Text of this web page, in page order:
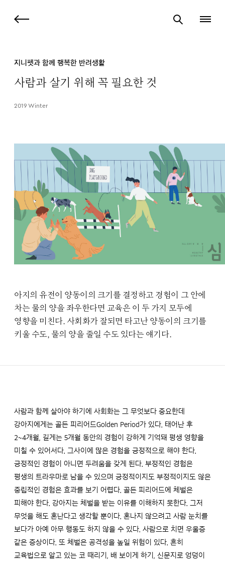
지니펫과 함께 행복한 반려생활
사람과 살기 위해 꼭 필요한 것
2019 Winter
아지의 유전이 양동이의 크기를 결정하고 경험이 그 안에
차는 물의 양을 좌우한다면 교육은 이 두 가지 모두에
영향을 미친다. 사회화가 잘되면 타고난 양동이의 크기를
키울 수도, 물의 양을 줄일 수도 있다는 얘기다.
사람과 함께 살아야 하기에 사회화는 그 무엇보다 중요한데
강아지에게는 골든 피리어드Golden Period가 있다. 태어난 후
2~4개월, 길게는 5개월 동안의 경험이 강하게 기억돼 평생 영향을
미칠 수 있어서다. 그사이에 많은 경험을 긍정적으로 해야 한다.
긍정적인 경험이 아니면 두려움을 갖게 된다. 부정적인 경험은
평생의 트라우마로 남을 수 있으며 긍정적이지도 부정적이지도 않은
중립적인 경험은 효과를 보기 어렵다. 골든 피리어드에 체벌은
피해야 한다. 강아지는 체벌을 받는 이유를 이해하지 못한다. 그저
무엇을 해도 혼난다고 생각할 뿐이다. 혼나지 않으려고 사람 눈치를
보다가 아예 아무 행동도 하지 않을 수 있다. 사람으로 치면 우울증
같은 증상이다. 또 체벌은 공격성을 높일 위험이 있다. 흔히
교육법으로 알고 있는 코 때리기, 배 보이게 하기, 신문지로 엉덩이